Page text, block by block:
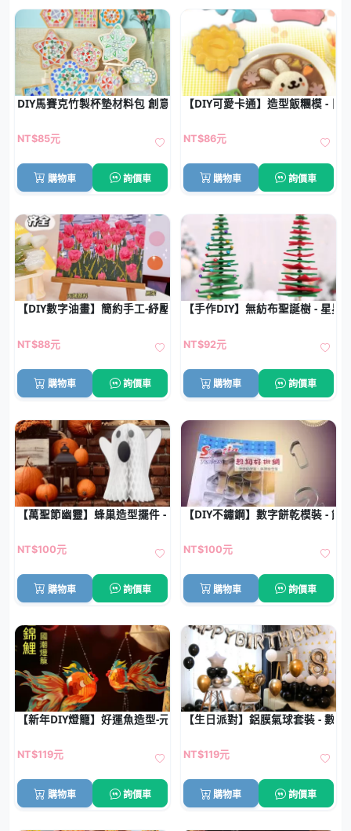
DIY馬賽克竹製杯墊材料包 創意手作親子活動 團體教學必備
NT$85元
購物車 詢價車
【DIY可愛卡通】造型飯糰模 - 日
NT$86元
購物車 詢價車
【DIY數字油畫】簡約手工-紓壓居家裝飾手繪畫
NT$88元
購物車 詢價車
【手作DIY】無紡布聖誕樹 - 星星
NT$92元
購物車 詢價車
【萬聖節幽靈】蜂巢造型擺件 - 派對節慶佈置裝飾
NT$100元
購物車 詢價車
【DIY不鏽鋼】數字餅乾模裝 - 飯
NT$100元
購物車 詢價車
【新年DIY燈籠】好運魚造型-元宵發光材料包
NT$119元
購物車 詢價車
【生日派對】鋁膜氣球套裝 - 數
NT$119元
購物車 詢價車